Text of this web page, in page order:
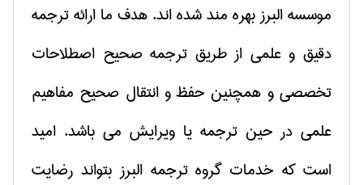
موسسه البرز بهره مند شده اند. هدف ما ارائه ترجمه
دقیق و علمی از طریق ترجمه صحیح اصطلاحات
تخصصی و همچنین حفظ و انتقال صحیح مفاهیم
علمی در حین ترجمه یا ویرایش می باشد. امید
است كه خدمات گروه ترجمه البرز بتواند رضایت